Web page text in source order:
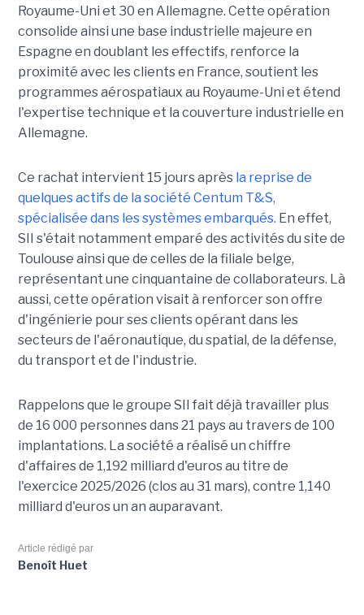
Royaume-Uni et 30 en Allemagne. Cette opération
consolide ainsi une base industrielle majeure en
Espagne en doublant les effectifs, renforce la
proximité avec les clients en France, soutient les
programmes aérospatiaux au Royaume-Uni et étend
l'expertise technique et la couverture industrielle en
Allemagne.
Ce rachat intervient 15 jours après la reprise de
quelques actifs de la société Centum T&S,
spécialisée dans les systèmes embarqués. En effet,
SII s'était notamment emparé des activités du site de
Toulouse ainsi que de celles de la filiale belge,
représentant une cinquantaine de collaborateurs. Là
aussi, cette opération visait à renforcer son offre
d'ingénierie pour ses clients opérant dans les
secteurs de l'aéronautique, du spatial, de la défense,
du transport et de l'industrie.
Rappelons que le groupe SII fait déjà travailler plus
de 16 000 personnes dans 21 pays au travers de 100
implantations. La société a réalisé un chiffre
d'affaires de 1,192 milliard d'euros au titre de
l'exercice 2025/2026 (clos au 31 mars), contre 1,140
milliard d'euros un an auparavant.
Article rédigé par
Benoît Huet